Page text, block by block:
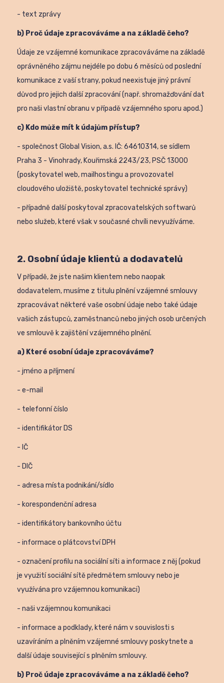
- text zprávy
b) Proč údaje zpracováváme a na základě čeho?
Údaje ze vzájemné komunikace zpracováváme na základě
oprávněného zájmu nejdéle po dobu 6 měsíců od poslední
komunikace z vaší strany, pokud neexistuje jiný právní
důvod pro jejich další zpracování (např. shromažďování dat
pro naši vlastní obranu v případě vzájemného sporu apod.)
c) Kdo může mít k údajům přístup?
- společnost Global Vision, a.s. IČ: 64610314, se sídlem
Praha 3 - Vinohrady, Kouřimská 2243/23, PSČ 13000
(poskytovatel web, mailhostingu a provozovatel
cloudového uložiště, poskytovatel technické správy)
- případně další poskytoval zpracovatelských softwarů
nebo služeb, které však v současné chvíli nevyužíváme.
2. Osobní údaje klientů a dodavatelů
V případě, že jste našim klientem nebo naopak
dodavatelem, musíme z titulu plnění vzájemné smlouvy
zpracovávat některé vaše osobní údaje nebo také údaje
vašich zástupců, zaměstnanců nebo jiných osob určených
ve smlouvě k zajištění vzájemného plnění.
a) Které osobní údaje zpracováváme?
- jméno a příjmení
- e-mail
- telefonní číslo
- identifikátor DS
- IČ
- DIČ
- adresa místa podnikání/sídlo
- korespondenční adresa
- identifikátory bankovního účtu
- informace o plátcovství DPH
- označení profilu na sociální síti a informace z něj (pokud
je využití sociální sítě předmětem smlouvy nebo je
využívána pro vzájemnou komunikaci)
- naši vzájemnou komunikaci
- informace a podklady, které nám v souvislosti s
uzavíráním a plněním vzájemné smlouvy poskytnete a
další údaje související s plněním smlouvy.
b) Proč údaje zpracováváme a na základě čeho?